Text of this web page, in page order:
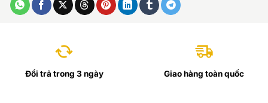
Đổi trả trong 3 ngày Giao hàng toàn quốc